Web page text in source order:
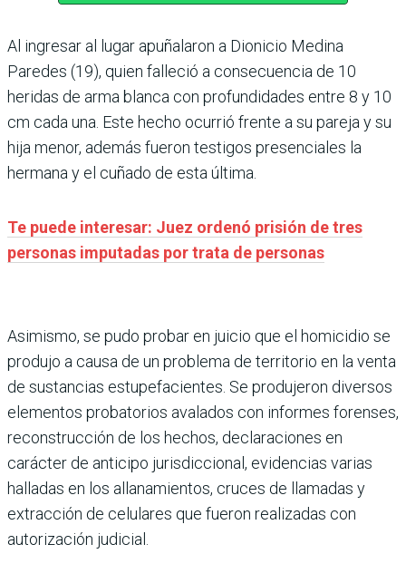
Al ingresar al lugar apuñalaron a Dionicio Medina
Paredes (19), quien falleció a consecuencia de 10
heridas de arma blanca con profundidades entre 8 y 10
cm cada una. Este hecho ocurrió frente a su pareja y su
hija menor, además fueron testigos presenciales la
hermana y el cuñado de esta última.
Te puede interesar: Juez ordenó prisión de tres
personas imputadas por trata de personas
Asimismo, se pudo probar en juicio que el homicidio se
produjo a causa de un problema de territorio en la venta
de sustancias estupefacientes. Se produjeron diversos
elementos probatorios avalados con informes forenses,
reconstrucción de los hechos, declaraciones en
carácter de anticipo jurisdiccional, evidencias varias
halladas en los allanamientos, cruces de llamadas y
extracción de celulares que fueron realizadas con
autorización judicial.